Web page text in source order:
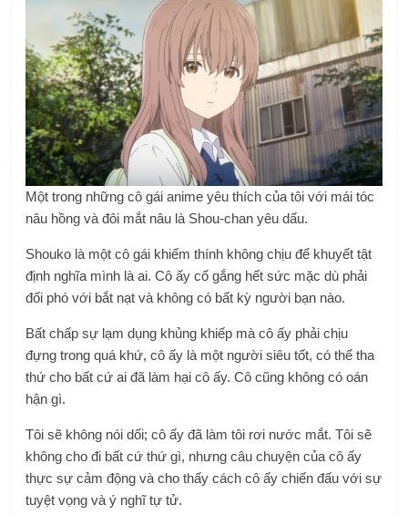
Một trong những cô gái anime yêu thích của tôi với mái tóc
nâu hồng và đôi mắt nâu là Shou-chan yêu dấu.
Shouko là một cô gái khiếm thính không chịu để khuyết tật
định nghĩa mình là ai. Cô ấy cố gắng hết sức mặc dù phải
đối phó với bắt nạt và không có bất kỳ người bạn nào.
Bất chấp sự lạm dụng khủng khiếp mà cô ấy phải chịu
đựng trong quá khứ, cô ấy là một người siêu tốt, có thể tha
thứ cho bất cứ ai đã làm hại cô ấy. Cô cũng không có oán
hận gì.
Tôi sẽ không nói dối; cô ấy đã làm tôi rơi nước mắt. Tôi sẽ
không cho đi bất cứ thứ gì, nhưng câu chuyện của cô ấy
thực sự cảm động và cho thấy cách cô ấy chiến đấu với sự
tuyệt vọng và ý nghĩ tự tử.